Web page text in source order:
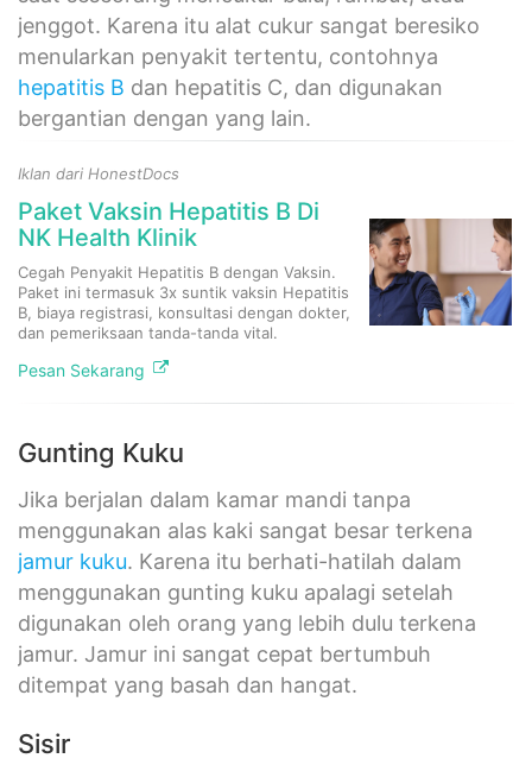
jenggot. Karena itu alat cukur sangat beresiko
menularkan penyakit tertentu, contohnya
hepatitis B dan hepatitis C, dan digunakan
bergantian dengan yang lain.
Iklan dari HonestDocs
Paket Vaksin Hepatitis B Di
NK Health Klinik
Cegah Penyakit Hepatitis B dengan Vaksin.
Paket ini termasuk 3x suntik vaksin Hepatitis
B, biaya registrasi, konsultasi dengan dokter,
dan pemeriksaan tanda-tanda vital.
Pesan Sekarang
Gunting Kuku
Jika berjalan dalam kamar mandi tanpa
menggunakan alas kaki sangat besar terkena
jamur kuku. Karena itu berhati-hatilah dalam
menggunakan gunting kuku apalagi setelah
digunakan oleh orang yang lebih dulu terkena
jamur. Jamur ini sangat cepat bertumbuh
ditempat yang basah dan hangat.
Sisir